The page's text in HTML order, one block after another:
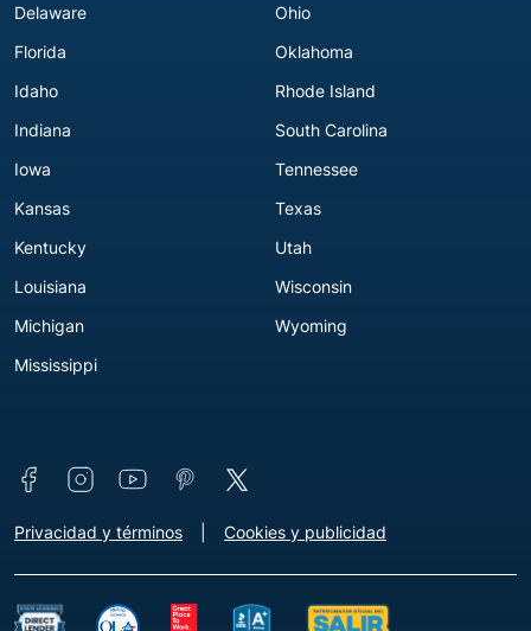
Delaware
Florida
Idaho
Indiana
Iowa
Kansas
Kentucky
Louisiana
Michigan
Mississippi
Ohio
Oklahoma
Rhode Island
South Carolina
Tennessee
Texas
Utah
Wisconsin
Wyoming
Connect with us
Footer - Extra Links [v3]
Privacidad y términos Cookies y publicidad